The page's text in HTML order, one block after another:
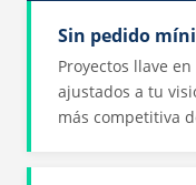
Sin pedido
Proyectos llave
ajustados a tu
más competitiva